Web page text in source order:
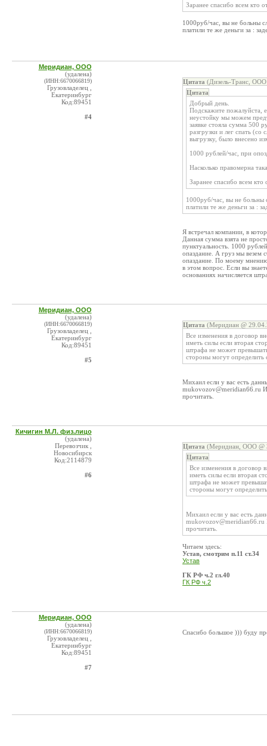
Заранее спасибо всем кто
1000руб/час, вы не больны
платили те же деньги за :
Меридиан, ООО
(удалена)
(ИНН:6670066819)
Грузовладелец ,
Екатеринбург
Код:89451
#4
Цитата (Дизель-Транс,
Цитата
Добрый день.
Подскажите пожалуйста,
неустойку мы можем
заявке стояла сумма 500
разгрузки и лег спать (со
выгрузку, было внесено
1000 рублей/час, при
Насколько правомерна
Заранее спасибо всем кто
1000руб/час, вы не больны
платили те же деньги за :
Я встречал компании, в
Данная сумма взята не
пунктуальность. 1000
опаздание. А груз мы везем
опаздание. По моему
в этом вопрос. Если вы
основаниях начисляется
Меридиан, ООО
(удалена)
(ИНН:6670066819)
Грузовладелец ,
Екатеринбург
Код:89451
#5
Цитата (Меридиан @
Все изменения в договор
иметь силы если вторая
штрафа не может
стороны могут
Михаил если у вас есть
mukovozov@meridian66.ru И
прочитать.
Кичигин М.Л. физ.лицо
(удалена)
Перевозчик ,
Новосибирск
Код:2114879
#6
Цитата (Меридиан, ООО @
Цитата
Все изменения в договор
иметь силы если вторая
штрафа не может
стороны могут
Михаил если у вас есть
mukovozov@meridian66.ru
прочитать.
Читаем здесь:
Устав, смотрим п.11 ст.34
Устав
ГК РФ ч.2 гл.40
ГК РФ ч.2
Меридиан, ООО
(удалена)
(ИНН:6670066819)
Грузовладелец ,
Екатеринбург
Код:89451
#7
Спасибо большое ))) буду